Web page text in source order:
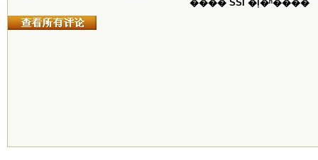
���� SSI �ļ�ʱ����